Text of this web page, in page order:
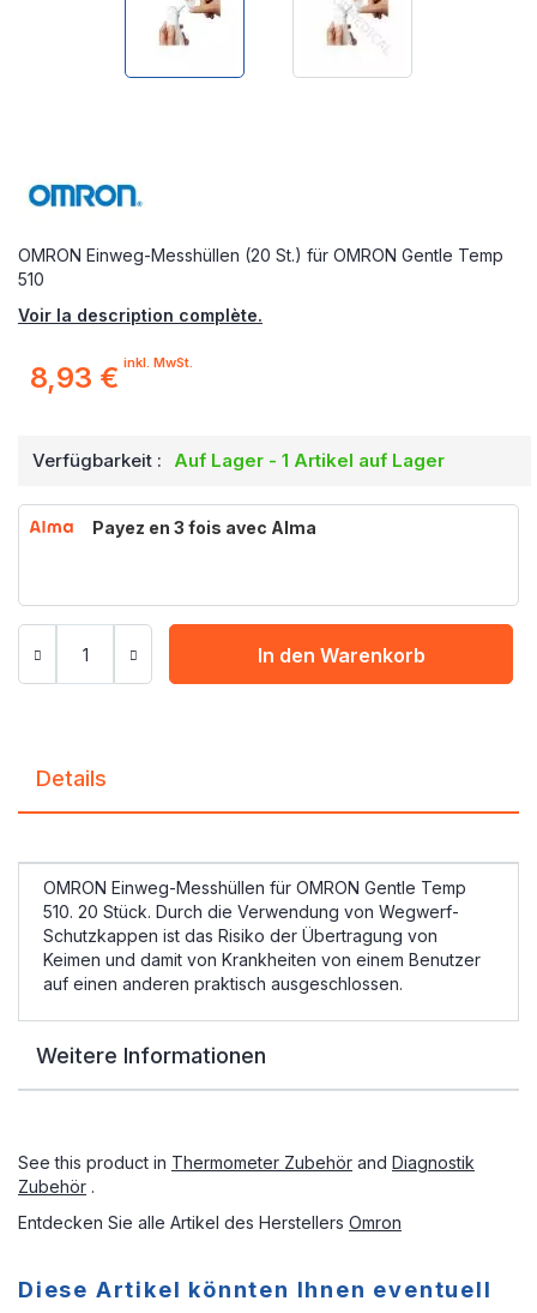
OMRON Einweg-Messhüllen (20 St.) für OMRON Gentle Temp
510
Voir la description complète.
8,93 € inkl. MwSt.
Verfügbarkeit : Auf Lager - 1 Artikel auf Lager
Payez en 3 fois avec Alma
In den Warenkorb
Details
OMRON Einweg-Messhüllen für OMRON Gentle Temp
510. 20 Stück. Durch die Verwendung von Wegwerf-
Schutzkappen ist das Risiko der Übertragung von
Keimen und damit von Krankheiten von einem Benutzer
auf einen anderen praktisch ausgeschlossen.
Weitere Informationen
See this product in Thermometer Zubehör and Diagnostik
Zubehör .
Entdecken Sie alle Artikel des Herstellers Omron
Diese Artikel könnten Ihnen eventuell